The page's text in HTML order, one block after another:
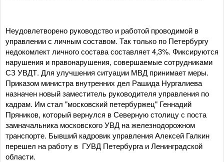
Неудовлетворено руководство и работой проводимой в
управлении с личным составом. Так только по Петербургу
недокомлект личного состава составляет 4,3%. Фиксируются
нарушения и правонарушения, совершаемые сотрудниками
СЗ УВДТ. Для улучшения ситуации МВД принимает меры.
Приказом министра внутренних дел Рашида Нургалиева
назначен новый заместитель руководителя управления по
кадрам. Им стал "московский петербуржец" Геннадий
Пряников, который вернулся в Северную столицу с поста
замначальника московского УВД на железнодорожном
транспорте. Бывший кадровик управления Алексей Галкин
перешел на работу в ГУВД Петербурга и Ленинградской
области.